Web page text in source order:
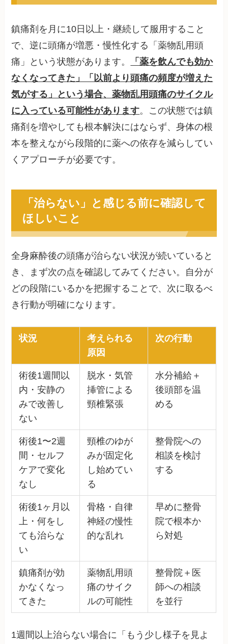
鎮痛剤を月に10日以上・継続して服用すること
で、逆に頭痛が増悪・慢性化する「薬物乱用頭
痛」という状態があります。
「薬を飲んでも効か
なくなってきた」「以前より頭痛の頻度が増えた
気がする」という場合、薬物乱用頭痛のサイクル
に入っている可能性があります。この状態では鎮
痛剤を増やしても根本解決にはならず、身体の根
本を整えながら段階的に薬への依存を減らしてい
くアプローチが必要です。
「治らない」と感じる前に確認して
ほしいこと
全身麻酔後の頭痛が治らない状況が続いていると
き、まず次の点を確認してみてください。自分が
どの段階にいるかを把握することで、次に取るべ
き行動が明確になります。
状況
考えられる
原因
次の行動
術後1週間以
内・安静の
みで改善し
ない
脱水・気管
挿管による
頸椎緊張
水分補給＋
後頭部を温
める
術後1〜2週
間・セルフ
ケアで変化
なし
頸椎のゆが
みが固定化
し始めてい
る
整骨院への
相談を検討
する
術後1ヶ月以
上・何をし
ても治らな
い
骨格・自律
神経の慢性
的な乱れ
早めに整骨
院で根本か
ら対処
鎮痛剤が効
かなくなっ
てきた
薬物乱用頭
痛のサイク
ルの可能性
整骨院＋医
師への相談
を並行
1週間以上治らない場合に「もう少し様子を見よ